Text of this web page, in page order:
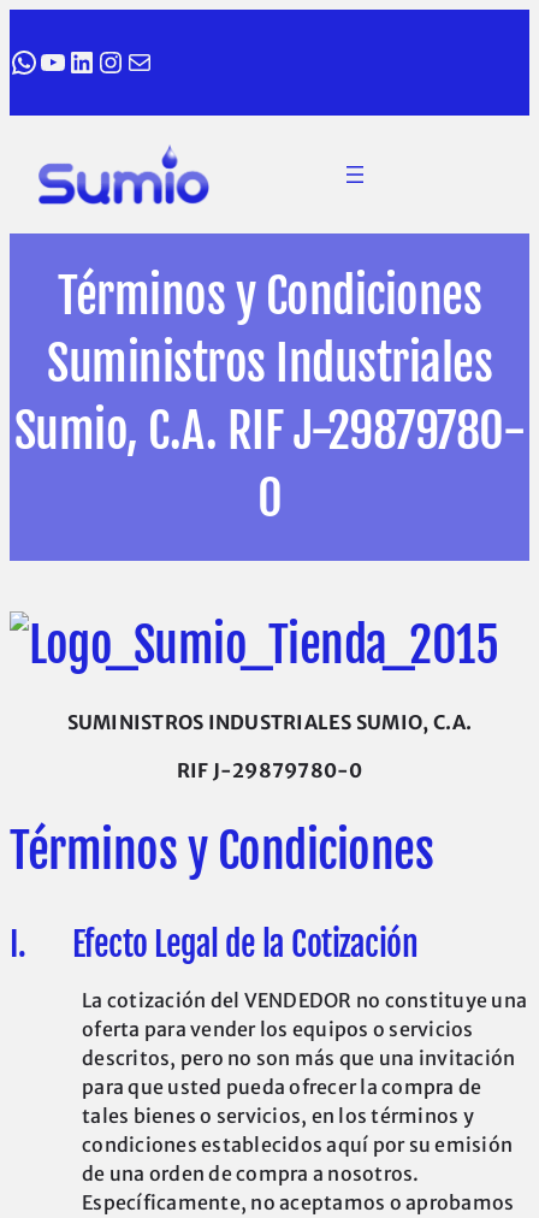
WhatsApp
YouTube
LinkedIn
Instagram
Correo electrónico
Términos y Condiciones
Suministros Industriales
Sumio, C.A. RIF J-29879780-
0
SUMINISTROS INDUSTRIALES SUMIO, C.A.
RIF J-29879780-0
Términos y Condiciones
I. Efecto Legal de la Cotización
La cotización del VENDEDOR no constituye una
oferta para vender los equipos o servicios
descritos, pero no son más que una invitación
para que usted pueda ofrecer la compra de
tales bienes o servicios, en los términos y
condiciones establecidos aquí por su emisión
de una orden de compra a nosotros.
Específicamente, no aceptamos o aprobamos